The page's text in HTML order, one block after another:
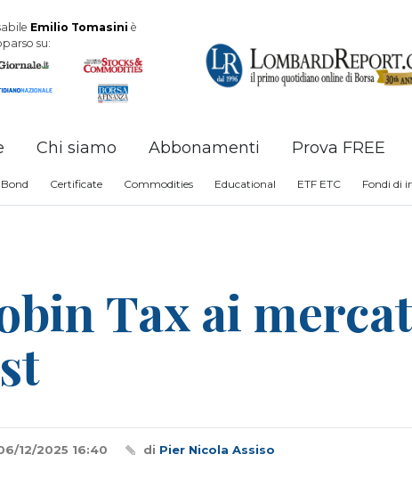
Emilio Tomasini è
su:
Chi siamo Abbonamenti Prova FREE
Bond Certificate Commodities Educational ETF ETC Fondi di
Tax ai
12/2025 16:40 di Pier Nicola Assiso